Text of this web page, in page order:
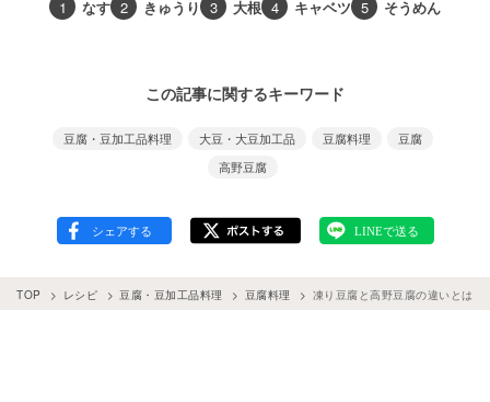
1 なす 2 きゅうり 3 大根 4 キャベツ 5 そうめん
この記事に関するキーワード
豆腐・豆加工品料理 大豆・大豆加工品 豆腐料理
豆腐
高野豆腐
TOP レシピ 豆腐・豆加工品料理 豆腐料理 凍り豆腐と高野豆腐の違いとは